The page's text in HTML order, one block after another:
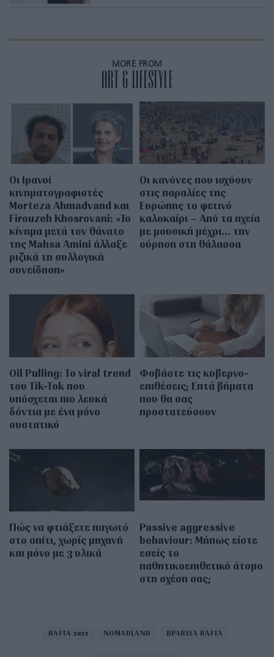
MORE FROM
ART & LIFESTYLE
Οι Ιρανοί
κινηματογραφιστές
Morteza Ahmadvand και
Firouzeh Khosrovani: «Το
κίνημα μετά τον θάνατο
της Mahsa Amini άλλαξε
ριζικά τη συλλογική
συνείδηση»
Οι κανόνες που ισχύουν
στις παραλίες της
Ευρώπης το φετινό
καλοκαίρι – Από τα ηχεία
με μουσική μέχρι… την
ούρηση στη θάλασσα
Oil Pulling: To viral trend
του Tik-Tok που
υπόσχεται πιο λευκά
δόντια με ένα μόνο
συστατικό
Φοβάστε τις κυβερνο-
επιθέσεις; Επτά βήματα
που θα σας
προστατεύσουν
Πώς να φτιάξετε παγωτό
στο σπίτι, χωρίς μηχανή
και μόνο με 3 υλικά
Passive aggressive
behaviour: Μήπως είστε
εσείς το
παθητικοεπιθετικό άτομο
στη σχέση σας;
BAFTA 2021 NOMADLAND ΒΡΑΒΕΙΑ BAFTA